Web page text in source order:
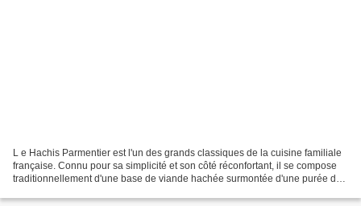
L e Hachis Parmentier est l'un des grands classiques de la cuisine familiale
française. Connu pour sa simplicité et son côté réconfortant, il se compose
traditionnellement d'une base de viande hachée surmontée d'une purée de